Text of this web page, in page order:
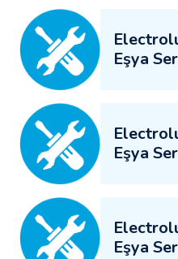
Eşya
Eşya
Eşya